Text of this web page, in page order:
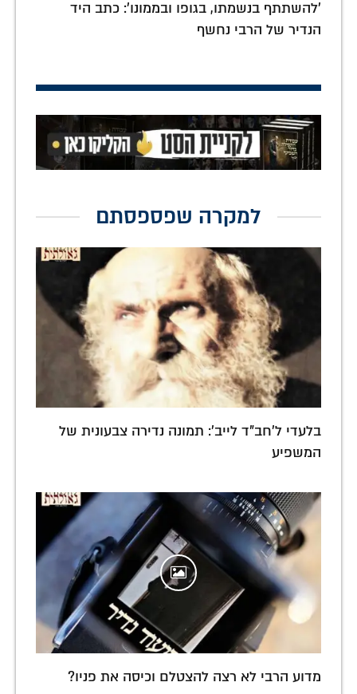
'להשתתף בנשמתו, בגופו ובממונו': כתב היד
הנדיר של הרבי נחשף
למקרה שפספסתם
בלעדי ל'חב"ד לייב': תמונה נדירה צבעונית של
המשפיע
מדוע הרבי לא רצה להצטלם וכיסה את פניו?